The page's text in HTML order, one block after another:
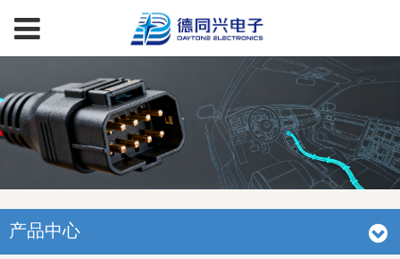
产品中心